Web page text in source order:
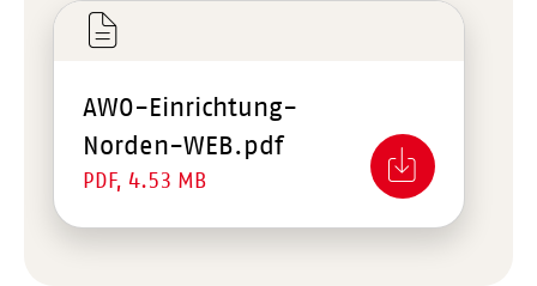
AWO-Einrichtung-
Norden-WEB.pdf
PDF, 4.53 MB